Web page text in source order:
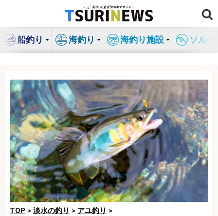
ン
船釣り 海釣り 海釣り施設 ソル
TOP > 淡水の釣り > アユ釣り >